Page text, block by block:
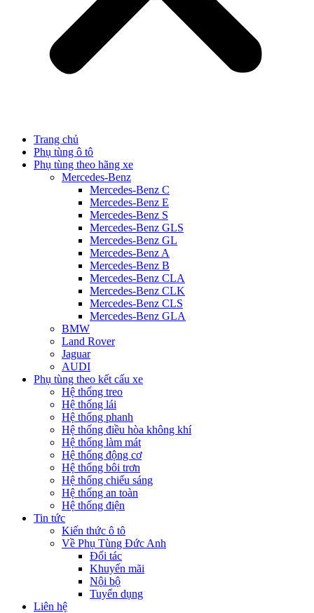
Trang chủ
Phụ tùng ô tô
Phụ tùng theo hãng xe
Mercedes-Benz
Mercedes-Benz C
Mercedes-Benz E
Mercedes-Benz S
Mercedes-Benz GLS
Mercedes-Benz GL
Mercedes-Benz A
Mercedes-Benz B
Mercedes-Benz CLA
Mercedes-Benz CLK
Mercedes-Benz CLS
Mercedes-Benz GLA
BMW
Land Rover
Jaguar
AUDI
Phụ tùng theo kết cấu xe
Hệ thống treo
Hệ thống lái
Hệ thống phanh
Hệ thống điều hòa không khí
Hệ thống làm mát
Hệ thống động cơ
Hệ thống bôi trơn
Hệ thống chiếu sáng
Hệ thống an toàn
Hệ thống điện
Tin tức
Kiến thức ô tô
Về Phụ Tùng Đức Anh
Đối tác
Khuyến mãi
Nội bộ
Tuyển dụng
Liên hệ